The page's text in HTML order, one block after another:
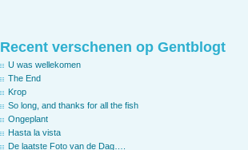
Recent verschenen op Gentblogt
U was wellekomen
The End
Krop
So long, and thanks for all the fish
Ongeplant
Hasta la vista
De laatste Foto van de Dag….